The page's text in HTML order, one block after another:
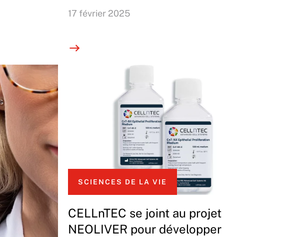
17 février 2025
SCIENCES DE LA VIE
CELLnTEC se joint au projet
NEOLIVER pour développer